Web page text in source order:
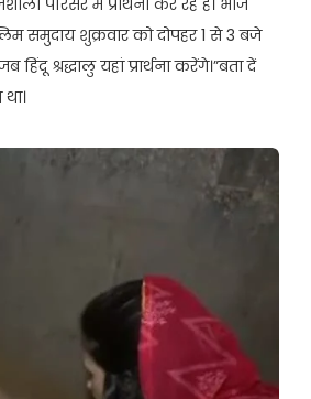
समुदाय शुक्रवार को दोपहर 1 से 3 बजे
श्रद्धालु यहां प्रार्थना करेंगे।”बता दें